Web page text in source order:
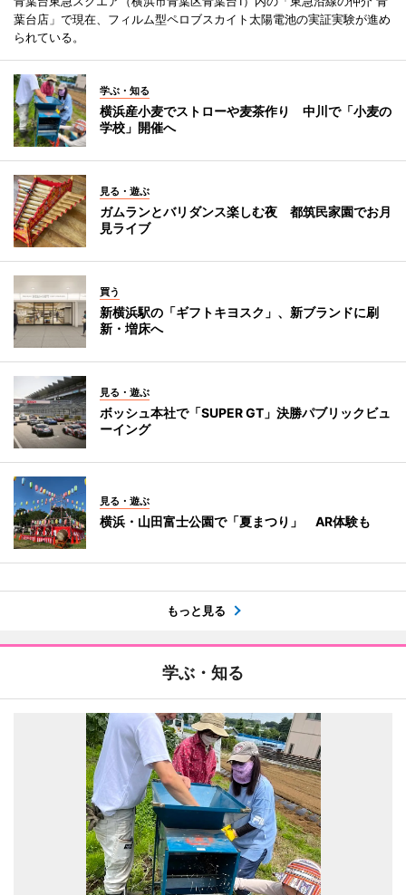
葉台店」で現在、フィルム型ペロブスカイト太陽電池の実証実験が進め
られている。
学ぶ・知る
横浜産小麦でストローや麦茶作り 中川で「小麦の
学校」開催へ
見る・遊ぶ
ガムランとバリダンス楽しむ夜 都筑民家園でお月
見ライブ
買う
新横浜駅の「ギフトキヨスク」、新ブランドに刷
新・増床へ
見る・遊ぶ
ボッシュ本社で「SUPER GT」決勝パブリックビュ
ーイング
見る・遊ぶ
横浜・山田富士公園で「夏まつり」 AR体験も
もっと見る
学ぶ・知る